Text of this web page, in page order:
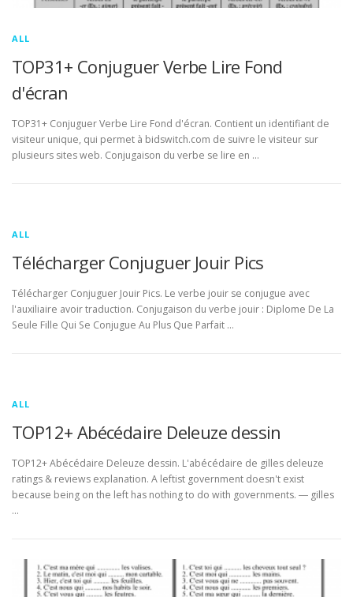
ALL
TOP31+ Conjuguer Verbe Lire Fond
d'écran
TOP31+ Conjuguer Verbe Lire Fond d'écran. Contient un identifiant de
visiteur unique, qui permet à bidswitch.com de suivre le visiteur sur
plusieurs sites web. Conjugaison du verbe se lire en …
ALL
Télécharger Conjuguer Jouir Pics
Télécharger Conjuguer Jouir Pics. Le verbe jouir se conjugue avec
l'auxiliaire avoir traduction. Conjugaison du verbe jouir : Diplome De La
Seule Fille Qui Se Conjugue Au Plus Que Parfait …
ALL
TOP12+ Abécédaire Deleuze dessin
TOP12+ Abécédaire Deleuze dessin. L'abécédaire de gilles deleuze
ratings & reviews explanation. A leftist government doesn't exist
because being on the left has nothing to do with governments. ― gilles
…